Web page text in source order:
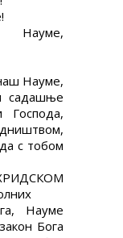
Науме,
Науме,
садашње
с тобом
Науме
Бога